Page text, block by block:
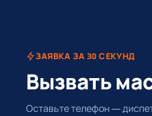
ЗАЯВКА ЗА 30 СЕКУНД
Вызвать
Оставьте телефон —